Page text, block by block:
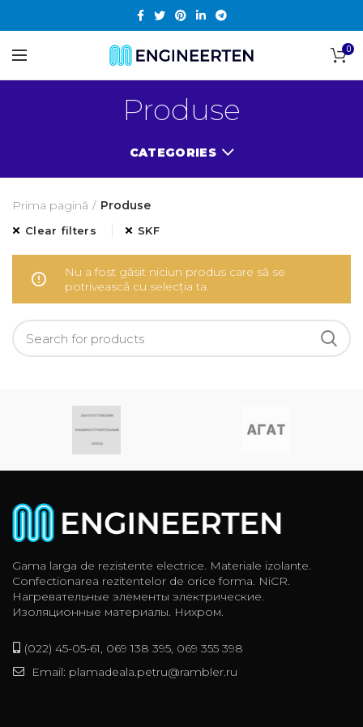
0
Produse
CATEGORIES
Prima pagină Produse
Clear filters SKF
Nu a fost găsit niciun produs care să se
potrivească cu selecția ta.
Gama larga de rezistente electrice. Materiale izolante.
Confectionarea rezitentelor de orice forma. NiCR.
Нагревательные элементы электрические.
Изоляционные материалы. Нихром.
(022) 45-05-61, 069 138 395, 069 355 398
Email: plamadeala.petru@rambler.ru